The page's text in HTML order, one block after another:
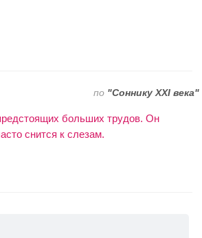
по "Соннику XXI века"
больших трудов. Он
снится к слезам.